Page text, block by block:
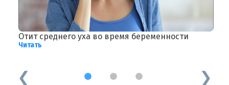
Отит среднего уха во время беременности
Читать
1 2 3